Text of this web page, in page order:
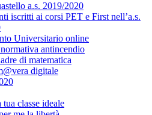
a.s. 2019/2020
iscritti ai corsi PET e First nell’a.s.
Universitario online
antincendio
di matematica
digitale
tua classe ideale